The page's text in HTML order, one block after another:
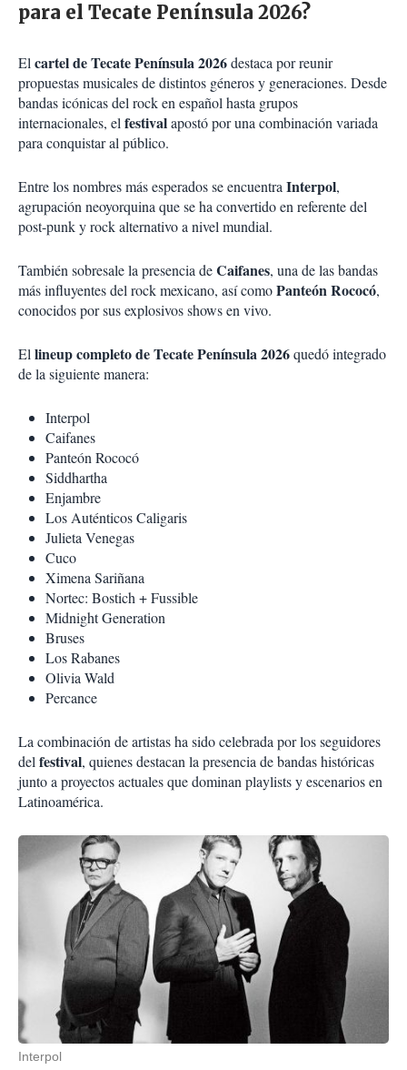
para el Tecate Península 2026?
Elcartel de Tecate Península 2026destaca por reunir
propuestas musicales de distintos géneros y generaciones. Desde
bandas icónicas del rock en español hasta grupos
internacionales, elfestivalapostó por una combinación variada
para conquistar al público.
Entre los nombres más esperados se encuentraInterpol,
agrupación neoyorquina que se ha convertido en referente del
post-punk y rock alternativo a nivel mundial.
También sobresale la presencia deCaifanes, una de las bandas
más influyentes del rock mexicano, así comoPanteón Rococó,
conocidos por sus explosivos shows en vivo.
Ellineup completo de Tecate Península 2026quedó integrado
de la siguiente manera:
Interpol
Caifanes
Panteón Rococó
Siddhartha
Enjambre
Los Auténticos Caligaris
Julieta Venegas
Cuco
Ximena Sariñana
Nortec: Bostich + Fussible
Midnight Generation
Bruses
Los Rabanes
Olivia Wald
Percance
La combinación de artistas ha sido celebrada por los seguidores
delfestival, quienes destacan la presencia de bandas históricas
junto a proyectos actuales que dominan playlists y escenarios en
Latinoamérica.
Interpol